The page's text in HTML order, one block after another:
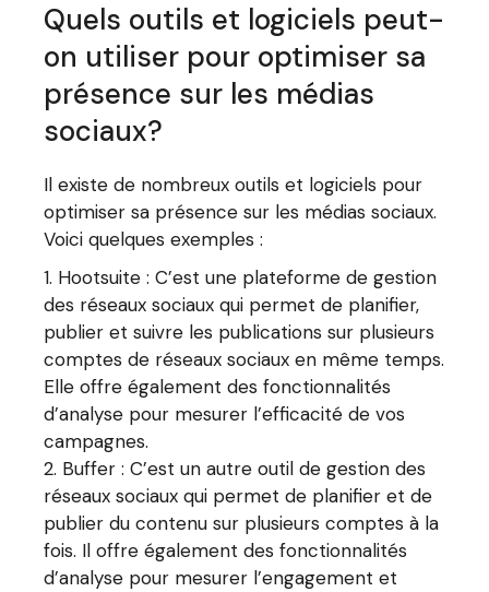
Quels outils et logiciels peut-
on utiliser pour optimiser sa
présence sur les médias
sociaux?
Il existe de nombreux outils et logiciels pour
optimiser sa présence sur les médias sociaux.
Voici quelques exemples :
Hootsuite : C’est une plateforme de gestion
des réseaux sociaux qui permet de planifier,
publier et suivre les publications sur plusieurs
comptes de réseaux sociaux en même temps.
Elle offre également des fonctionnalités
d’analyse pour mesurer l’efficacité de vos
campagnes.
Buffer : C’est un autre outil de gestion des
réseaux sociaux qui permet de planifier et de
publier du contenu sur plusieurs comptes à la
fois. Il offre également des fonctionnalités
d’analyse pour mesurer l’engagement et